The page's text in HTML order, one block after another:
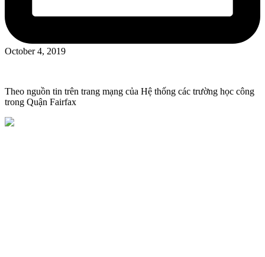
October 4, 2019
Theo nguồn tin trên trang mạng của Hệ thống các trường học công
trong Quận Fairfax